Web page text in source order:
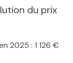
du prix
2025 : 1 126 €